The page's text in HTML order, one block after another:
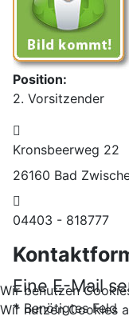
Position:
2. Vorsitzender
Kronsbeerweg 22
26160 Bad
04403 - 818777
Eine E-Mail
* Benötigtes Feld
Wir benutzen
Wir nutzen Cookies